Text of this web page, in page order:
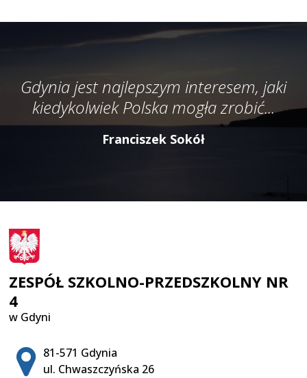
Gdynia jest najlepszym interesem, jaki
kiedykolwiek Polska mogła zrobić...
Franciszek Sokół
ZESPÓŁ SZKOLNO-PRZEDSZKOLNY NR
4
w Gdyni
Adres pocztowy:
81-571 Gdynia
ul. Chwaszczyńska 26